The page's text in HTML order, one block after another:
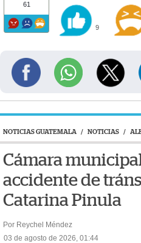
61
9
NOTICIAS GUATEMALA / NOTICIAS /
Cámara
accidente de
Catarina Pinula
Por Reychel Méndez
03 de agosto de 2026, 01:44